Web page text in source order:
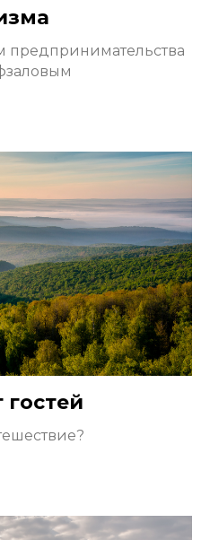
предпринимательства